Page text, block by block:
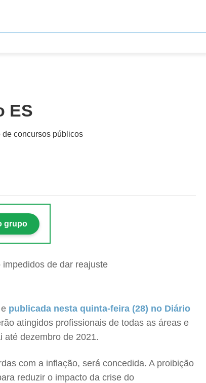
ES
concursos públicos
grupo
publicada nesta quinta-feira (28) no Diário
atingidos profissionais de todas as áreas e
até dezembro de 2021.
com a inflação, será concedida. A proibição
reduzir o impacto da crise do